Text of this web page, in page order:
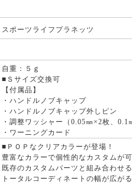
スポーツライフプラネッツ
自重：５ｇ
■Ｓサイズ交換可
【付属品】
・ハンドルノブキャップ
・ハンドルノブキャップ外しピン
・調整ワッシャー（0.05㎜×2枚、0.1
・ワーニングカード
■ＰＯＰなクリアカラーが登場！
豊富なカラーで個性的なカスタムが
既存のカスタムパーツと組み合わせ
トータルコーディネートの幅が広が